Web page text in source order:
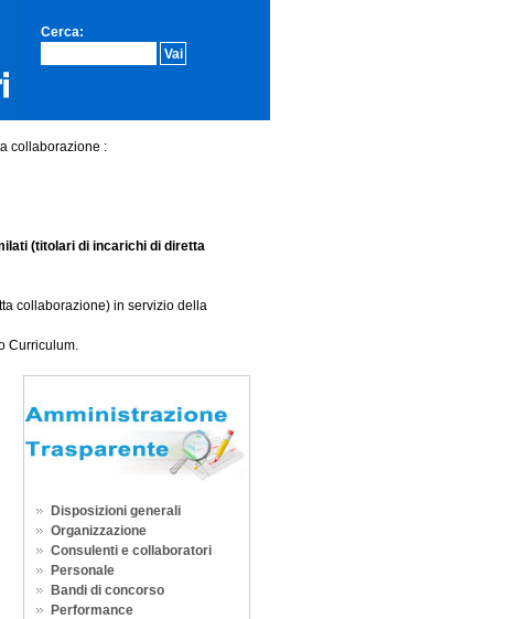
Cerca:
collaborazione :
(titolari di incarichi di diretta
collaborazione) in servizio della
Curriculum.
Disposizioni generali
Organizzazione
Consulenti e collaboratori
Personale
Bandi di concorso
Performance